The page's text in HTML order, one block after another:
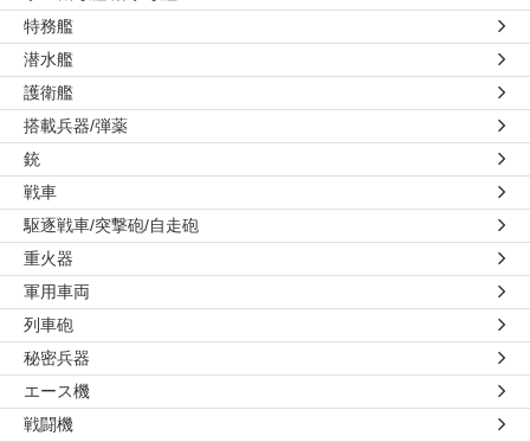
特務艦
潜水艦
護衛艦
搭載兵器/弾薬
銃
戦車
駆逐戦車/突撃砲/自走砲
重火器
軍用車両
列車砲
秘密兵器
エース機
戦闘機